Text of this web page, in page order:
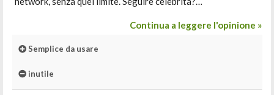
Continua a leggere l'opinione »
Semplice da usare
inutile